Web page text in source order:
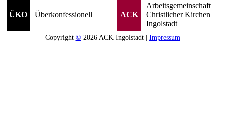
ÜKO Überkonfessionell ACK
Arbeitsgemeinschaft
Christlicher Kirchen
Ingolstadt
Copyright © 2026 ACK Ingolstadt | Impressum